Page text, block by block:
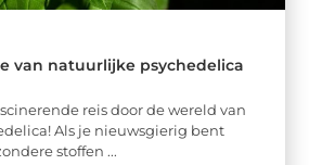
van natuurlijke psychedelica
reis door de wereld van
Als je nieuwsgierig bent
stoffen ...